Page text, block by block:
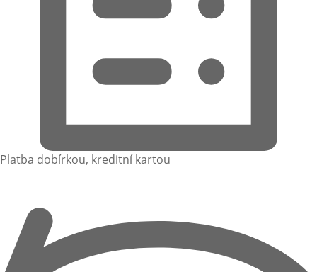
Platba dobírkou, kreditní kartou